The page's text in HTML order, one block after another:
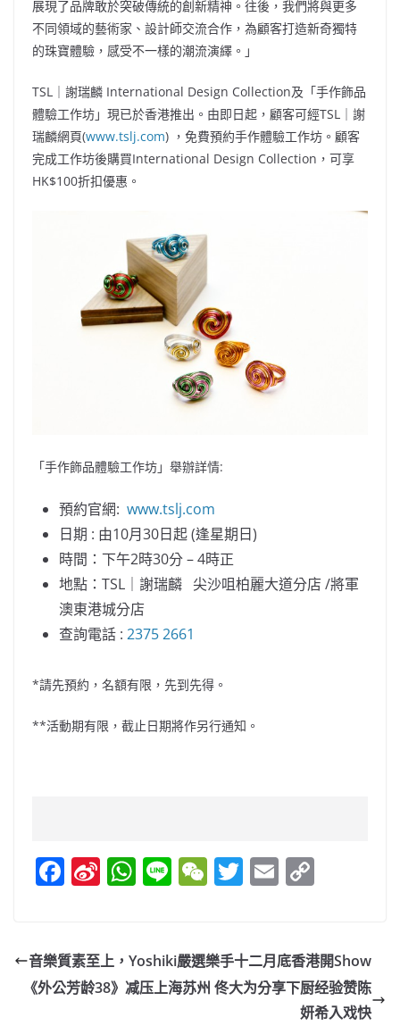
展現了品牌敢於突破傳統的創新精神。往後，我們將與更多
不同領域的藝術家、設計師交流合作，為顧客打造新奇獨特
的珠寶體驗，感受不一樣的潮流演繹。」
TSL｜謝瑞麟 International Design Collection及「手作飾品
體驗工作坊」現已於香港推出。由即日起，顧客可經TSL｜謝
瑞麟網頁(www.tslj.com) ，免費預約手作體驗工作坊。顧客
完成工作坊後購買International Design Collection，可享
HK$100折扣優惠。
「手作飾品體驗工作坊」舉辦詳情:
預約官網: www.tslj.com
日期 : 由10月30日起 (逢星期日)
時間：下午2時30分 – 4時正
地點：TSL｜謝瑞麟 尖沙咀柏麗大道分店 /將軍
澳東港城分店
查詢電話 : 2375 2661
*請先預約，名額有限，先到先得。
**活動期有限，截止日期將作另行通知。
F
e
b
Si
W
ei
W
s
A
Li W
h
at
T
er
E
l y
Li
n
音樂質素至上，Yoshiki嚴選樂手十二月底香港開Show
《外公芳龄38》减压上海苏州 佟大为分享下厨经验赞陈
妍希入戏快